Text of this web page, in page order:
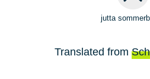
jutta
Translated from